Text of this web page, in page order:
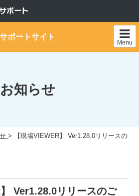
サポートサイト
Menu
お知らせ
>
【現場VIEWER】 Ver1.28.0リリースの
】 Ver1.28.0リリースのご